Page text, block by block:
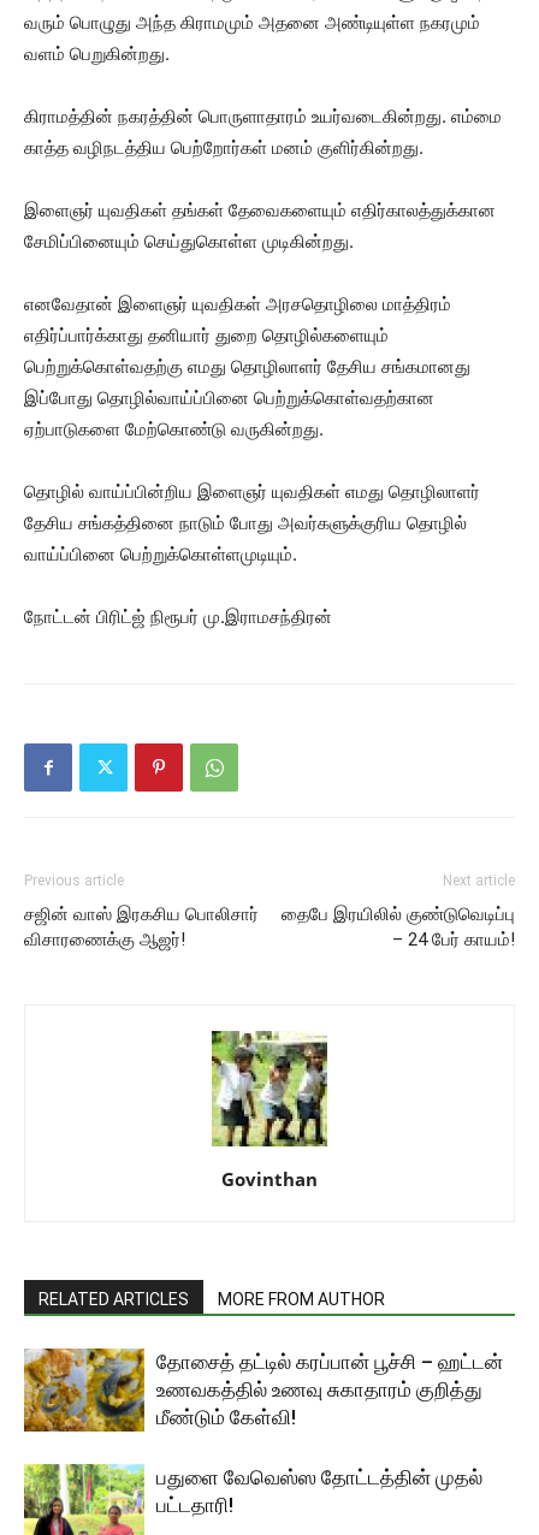
வரும் பொழுது அந்த கிராமமும் அதனை அண்டியுள்ள நகரமும்
வளம் பெறுகின்றது.
கிராமத்தின் நகரத்தின் பொருளாதாரம் உயர்வடைகின்றது. எம்மை
காத்த வழிநடத்திய பெற்றோர்கள் மனம் குளிர்கின்றது.
இளைஞர் யுவதிகள் தங்கள் தேவைகளையும் எதிர்காலத்துக்கான
சேமிப்பினையும் செய்துகொள்ள முடிகின்றது.
எனவேதான் இளைஞர் யுவதிகள் அரசதொழிலை மாத்திரம்
எதிர்ப்பார்க்காது தனியார் துறை தொழில்களையும்
பெற்றுக்கொள்வதற்கு எமது தொழிலாளர் தேசிய சங்கமானது
இப்போது தொழில்வாய்ப்பினை பெற்றுக்கொள்வதற்கான
ஏற்பாடுகளை மேற்கொண்டு வருகின்றது.
தொழில் வாய்ப்பின்றிய இளைஞர் யுவதிகள் எமது தொழிலாளர்
தேசிய சங்கத்தினை நாடும் போது அவர்களுக்குரிய தொழில்
வாய்ப்பினை பெற்றுக்கொள்ளமுடியும்.
நோட்டன் பிரிட்ஜ் நிரூபர் மு.இராமசந்திரன்
Previous article
சஜின் வாஸ் இரகசிய பொலிசார்
விசாரணைக்கு ஆஜர்!
Next article
தைபே இரயிலில் குண்டுவெடிப்பு
– 24 பேர் காயம்!
Govinthan
RELATED ARTICLES MORE FROM AUTHOR
தோசைத் தட்டில் கரப்பான் பூச்சி – ஹட்டன்
உணவகத்தில் உணவு சுகாதாரம் குறித்து
மீண்டும் கேள்வி!
பதுளை வேவெஸ்ஸ தோட்டத்தின் முதல்
பட்டதாரி!